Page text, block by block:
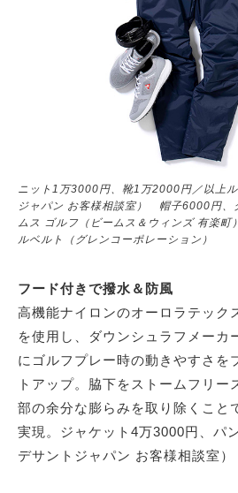
ニット1万3000円、靴1万2000円／以上
ジャパン お客様相談室） 帽子6000円、
ムス ゴルフ（ビームス＆ウィンズ 有楽
ルベルト（グレンコーポレーション）
フード付きで撥水＆防風
高機能ナイロンのオーロラテック
を使用し、ダウンシュラフメーカ
にゴルフプレー時の動きやすさを
トアップ。脇下をストームフリー
部の余分な膨らみを取り除くこと
実現。ジャケット4万3000円、パ
デサントジャパン お客様相談室）